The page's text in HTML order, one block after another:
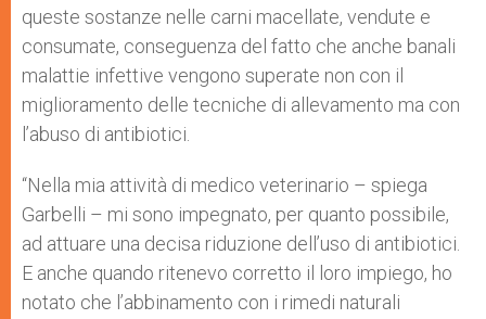
queste sostanze nelle carni macellate, vendute e
consumate, conseguenza del fatto che anche banali
malattie infettive vengono superate non con il
miglioramento delle tecniche di allevamento ma con
l’abuso di antibiotici.
“Nella mia attività di medico veterinario – spiega
Garbelli – mi sono impegnato, per quanto possibile,
ad attuare una decisa riduzione dell’uso di antibiotici.
E anche quando ritenevo corretto il loro impiego, ho
notato che l’abbinamento con i rimedi naturali